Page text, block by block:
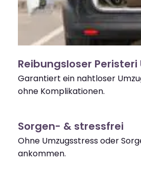
Reibungsloser Peristeri
Garantiert ein nahtloser
ohne Komplikationen.
Sorgen- & stressfrei
Ohne Umzugsstress oder
ankommen.